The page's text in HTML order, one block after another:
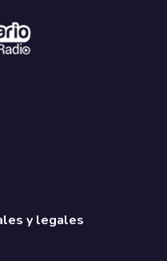
y legales